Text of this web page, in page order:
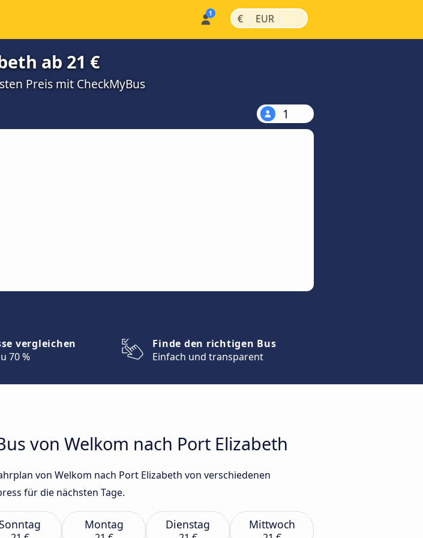
€ | EUR |
ab 21 €
Preis mit CheckMyBus
1
vergleichen
70 %
Finde den richtigen Bus
Einfach und transparent
von Welkom nach Port Elizabeth
von Welkom nach Port Elizabeth von verschiedenen
für die nächsten Tage.
Montag Dienstag Mittwoch